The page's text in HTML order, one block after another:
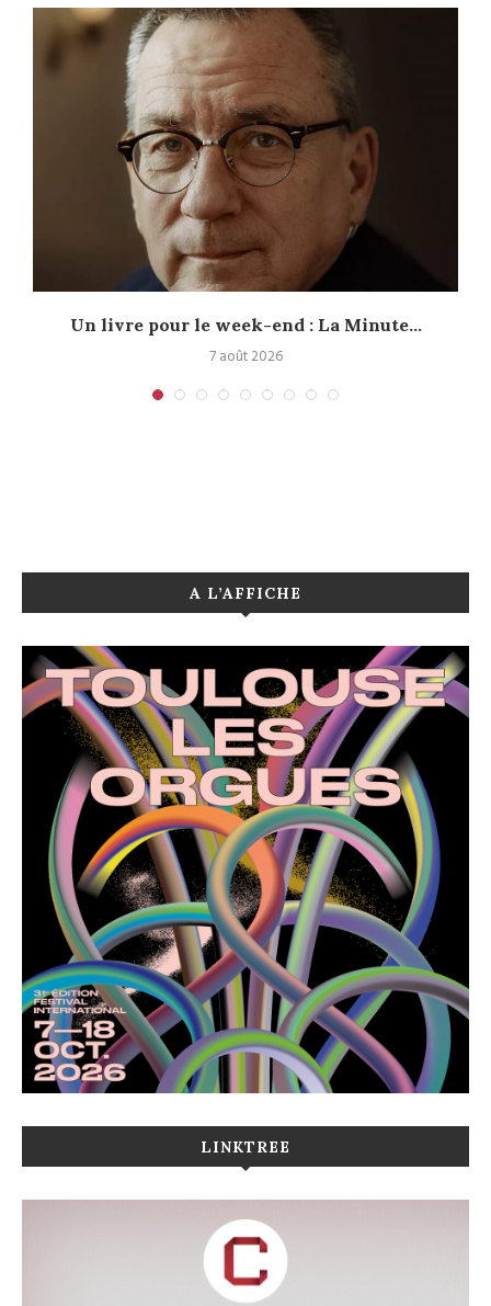
Un livre pour le week-end : La Minute...
7 août 2026
A L’AFFICHE
LINKTREE